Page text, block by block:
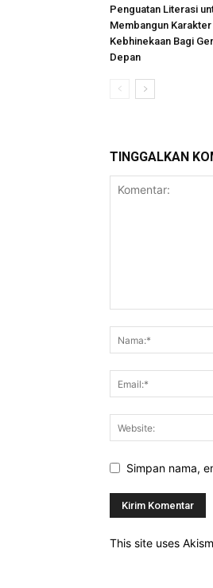
Penguatan Literasi
Membangun
Kebhinekaan Bagi
Depan
TINGGALKAN
Simpan nama,
This site uses